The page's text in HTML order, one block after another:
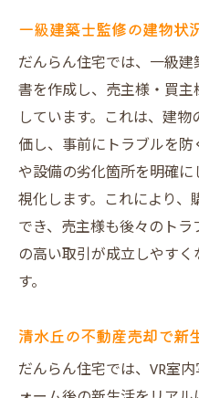
一級建築士監修の建物状
だんらん住宅では、一級
書を作成し、売主様・買
しています。これは、建
価し、事前にトラブルを
や設備の劣化箇所を明確
視化します。これにより
でき、売主様も後々のト
の高い取引が成立しやす
す。
清水丘の不動産売却で新
だんらん住宅では、VR室